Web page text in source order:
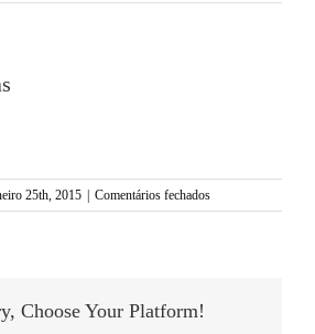
25th, 2015 Comentários fechadosem
ervas_aromáticas
Choose Your Platform!